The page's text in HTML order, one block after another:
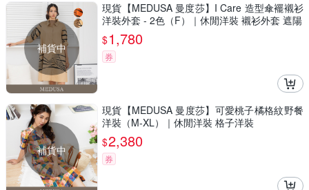
補貨中
現貨【MEDUSA 曼度莎】I Care 造型傘襬襯衫
洋裝外套 - 2色（F）｜休閒洋裝 襯衫外套 遮陽
$1,780
券
補貨中
現貨【MEDUSA 曼度莎】可愛桃子橘格紋野餐
洋裝（M-XL）｜休閒洋裝 格子洋裝
$2,380
券